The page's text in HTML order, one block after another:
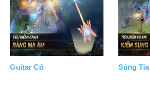
Guitar Cổ Súng Tỉa